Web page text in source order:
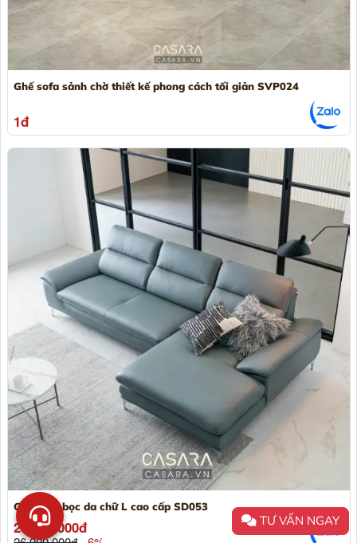
Ghế sofa sảnh chờ thiết kế phong cách tối giản SVP024
1đ
Ghế sofa bọc da chữ L cao cấp SD053
24.500.000đ TƯ VẤN NGAY